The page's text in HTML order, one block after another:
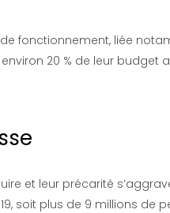
fonctionnement, liée
20 % de leur budget
et leur précarité
soit plus de 9 millions de